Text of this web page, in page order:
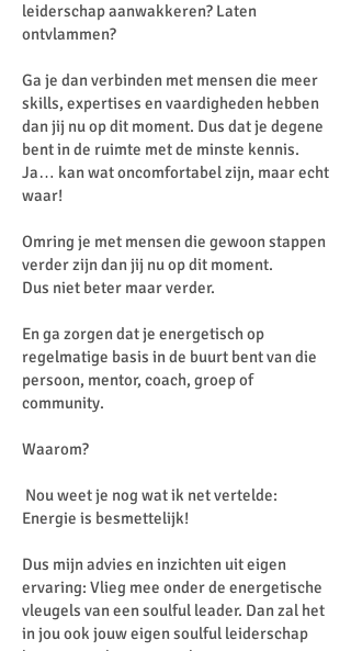
leiderschap aanwakkeren? Laten
ontvlammen?
Ga je dan verbinden met mensen die meer
skills, expertises en vaardigheden hebben
dan jij nu op dit moment. Dus dat je degene
bent in de ruimte met de minste kennis.
Ja… kan wat oncomfortabel zijn, maar echt
waar!
Omring je met mensen die gewoon stappen
verder zijn dan jij nu op dit moment.
Dus niet beter maar verder.
En ga zorgen dat je energetisch op
regelmatige basis in de buurt bent van die
persoon, mentor, coach, groep of
community.
Waarom?
Nou weet je nog wat ik net vertelde:
Energie is besmettelijk!
Dus mijn advies en inzichten uit eigen
ervaring: Vlieg mee onder de energetische
vleugels van een soulful leader. Dan zal het
in jou ook jouw eigen soulful leiderschap